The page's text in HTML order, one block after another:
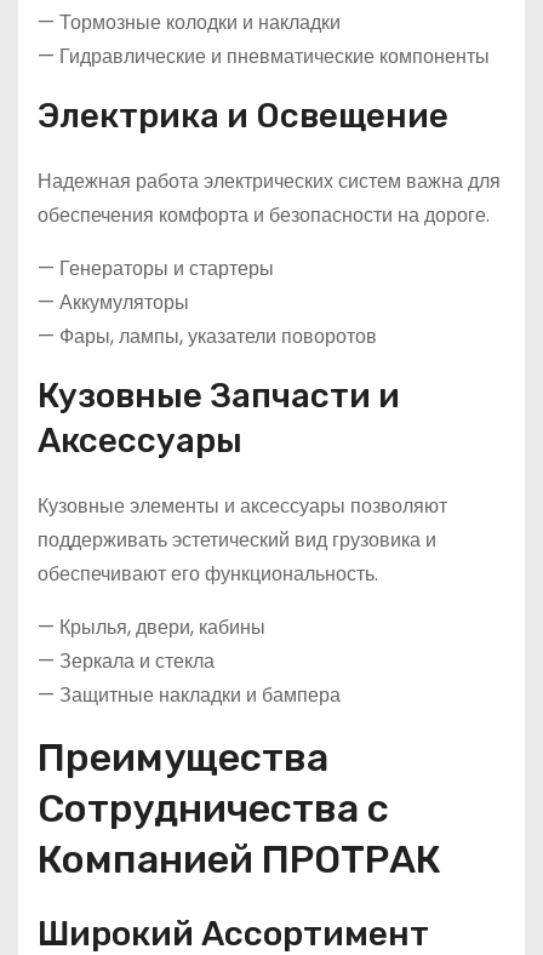
— Тормозные колодки и накладки
— Гидравлические и пневматические компоненты
Электрика и Освещение
Надежная работа электрических систем важна для
обеспечения комфорта и безопасности на дороге.
— Генераторы и стартеры
— Аккумуляторы
— Фары, лампы, указатели поворотов
Кузовные Запчасти и
Аксессуары
Кузовные элементы и аксессуары позволяют
поддерживать эстетический вид грузовика и
обеспечивают его функциональность.
— Крылья, двери, кабины
— Зеркала и стекла
— Защитные накладки и бампера
Преимущества
Сотрудничества с
Компанией ПРОТРАК
Широкий Ассортимент